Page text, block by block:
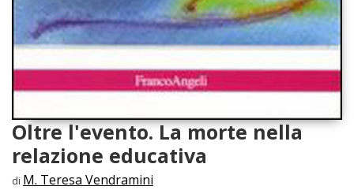
Oltre l'evento. La morte nella
relazione educativa
di M. Teresa Vendramini